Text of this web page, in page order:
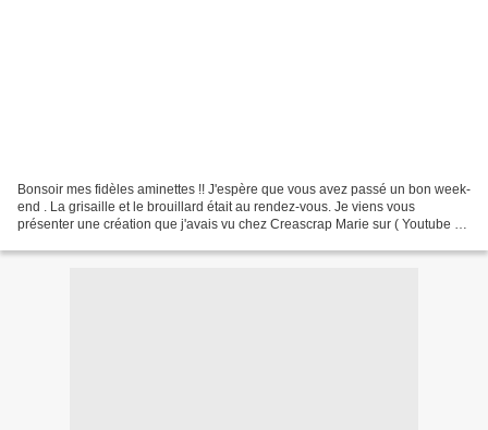
Bonsoir mes fidèles aminettes !! J'espère que vous avez passé un bon week-
end . La grisaille et le brouillard était au rendez-vous. Je viens vous
présenter une création que j'avais vu chez Creascrap Marie sur ( Youtube )